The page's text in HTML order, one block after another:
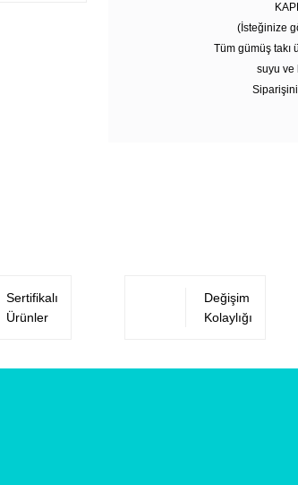
(İsteğinize
Tüm gümüş takı
suyu ve
Sertifikalı
Ürünler
Değişim
Kolaylığı